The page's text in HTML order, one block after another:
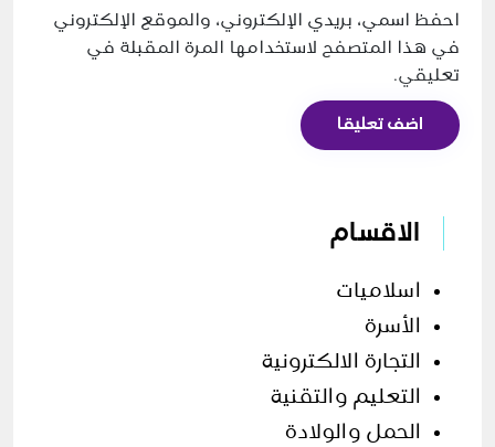
احفظ اسمي، بريدي الإلكتروني، والموقع الإلكتروني
في هذا المتصفح لاستخدامها المرة المقبلة في
تعليقي.
اضف تعليقا
الاقسام
اسلاميات
الأسرة
التجارة الالكترونية
التعليم والتقنية
الحمل والولادة